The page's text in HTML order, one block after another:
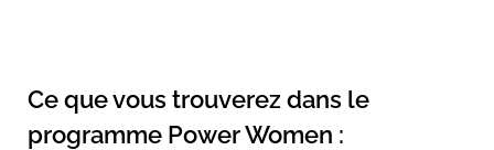
Ce que vous trouverez dans le
programme Power Women :